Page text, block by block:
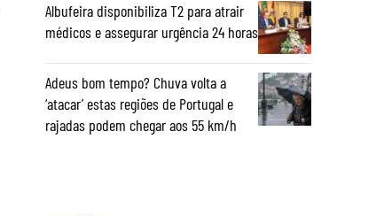
Albufeira disponibiliza T2 para atrair
médicos e assegurar urgência 24 horas
Adeus bom tempo? Chuva volta a
‘atacar’ estas regiões de Portugal e
rajadas podem chegar aos 55 km/h